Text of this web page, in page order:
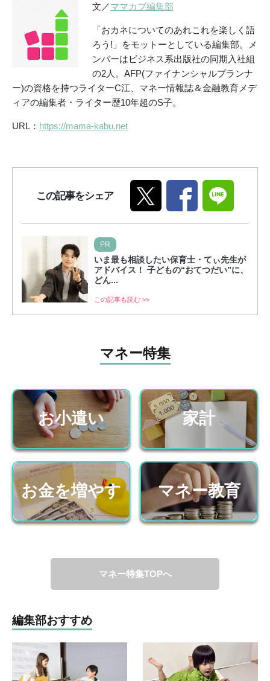
文／ママカブ編集部
「おカネについてのあれこれを楽しく語
ろう!」をモットーとしている編集部。メ
ンバーはビジネス系出版社の同期入社組
の2人。AFP(ファイナンシャルプランナ
ー)の資格を持つライターC江、マネー情報誌＆金融教育メデ
ィアの編集者・ライター歴10年超のS子。
URL： https://mama-kabu.net
この記事をシェア
PR
いま最も相談したい保育士・てぃ先生が
アドバイス！ 子どもの“おてつだい”に、
どん...
この記事も読む >>
マネー特集
お小遣い 家計
お金を増やす マネー教育
マネー特集TOPへ
編集部おすすめ